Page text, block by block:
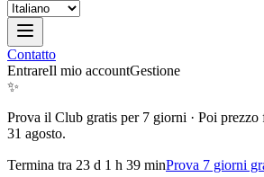
Contatto
EntrareIl mio accountGestione
✨
Prova il Club gratis per 7 giorni · Poi prezzo
31 agosto.
Termina tra 23 d 1 h 39 minProva 7 giorni